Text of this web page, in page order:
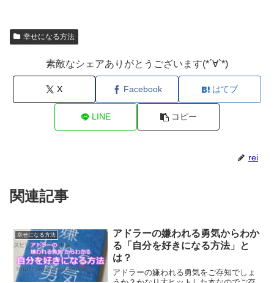
幸せになる方法
素敵なシェアありがとうございます(*´∀`*)
X Facebook はてブ
LINE コピー
rei
関連記事
幸せになる方法
アドラーの嫌われる勇気からわか
る「自分を好きになる方法」と
は？
アドラーの嫌われる勇気をご存知でしょ